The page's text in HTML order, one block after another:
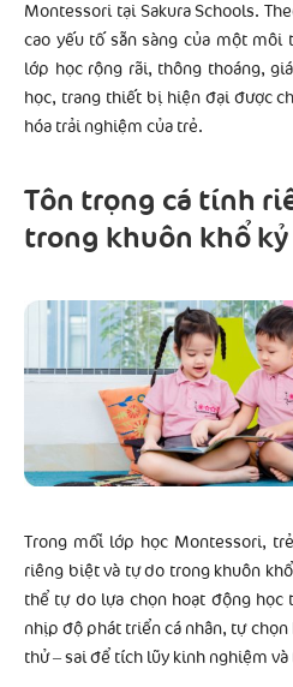
Montessori tại Sakura Schools.
cao yếu tố sẵn sàng của một môi
lớp học rộng rãi, thông thoáng,
học, trang thiết bị hiện đại được
hóa trải nghiệm của trẻ.
Tôn trọng cá tính
trong khuôn khổ
Trong mỗi lớp học Montessori,
riêng biệt và tự do trong khuôn
thể tự do lựa chọn hoạt động học
nhịp độ phát triển cá nhân, tự
thử – sai để tích lũy kinh nghiệm